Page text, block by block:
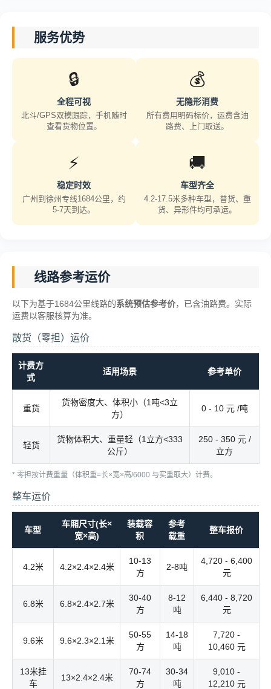
服务优势
🔒
全程可视
北斗/GPS双模跟踪，手机随时
查看货物位置。
💰
无隐形消费
所有费用明码标价，运费含油
路费、上门取送。
⚡
稳定时效
广州到徐州专线1684公里，约
5-7天到达。
🚚
车型齐全
4.2-17.5米多种车型，普货、重
货、异形件均可承运。
线路参考运价
以下为基于1684公里线路的系统预估参考价，已含油路费。实际
运费以客服核算为准。
散货（零担）运价
计费方
式
适用场景 参考单价
重货
货物密度大、体积小（1吨<3立
方）
0 - 10 元 /吨
轻货
货物体积大、重量轻（1立方<333
公斤）
250 - 350 元 /
立方
* 零担按计费重量（体积重=长×宽×高/6000 与实重取大）计费。
整车运价
车型
车厢尺寸(长×
宽×高)
装载容
积
参考
载重
整车报价
4.2米 4.2×2.4×2.4米
10-13
方
2-8吨
4,720 - 6,400
元
6.8米 6.8×2.4×2.7米
30-40
方
8-12
吨
6,440 - 8,720
元
9.6米 9.6×2.3×2.1米
50-55
方
14-18
吨
7,720 -
10,460 元
13米挂
车
13×2.4×2.4米
70-74
方
30-34
吨
9,010 -
12,210 元